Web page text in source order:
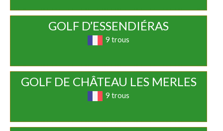
GOLF D’ESSENDIÉRAS
9 trous
GOLF DE CHÂTEAU LES MERLES
9 trous